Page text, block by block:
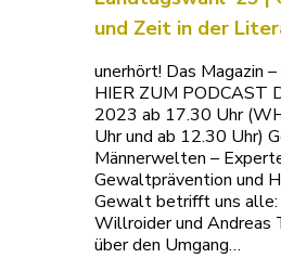
und Zeit in der
unerhört! Das Magazin
HIER ZUM PODCAST
2023 ab 17.30 Uhr
Uhr und ab 12.30 Uhr)
Männerwelten –
Gewaltprävention und
Gewalt betrifft uns alle:
Willroider und Andreas
über den Umgang…